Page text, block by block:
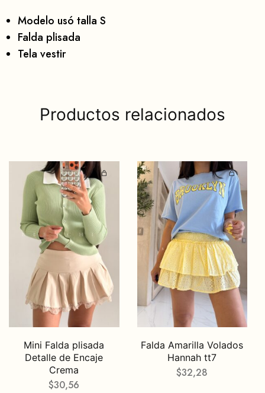
Modelo usó talla S
Falda plisada
Tela vestir
Productos relacionados
Mini Falda plisada
Detalle de Encaje
Crema
$30,56
Falda Amarilla Volados
Hannah tt7
$32,28